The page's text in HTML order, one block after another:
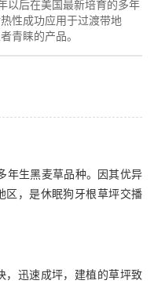
以后在美国最新培育的多年
性成功应用于过渡带地
青睐的产品。
年生黑麦草品种。因其优异
区，是休眠狗牙根草坪交播
，迅速成坪，建植的草坪致